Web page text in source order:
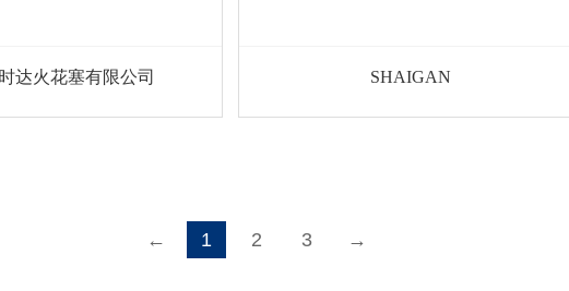
达火花塞有限公司 SHAIGAN
← 1 2 3 →